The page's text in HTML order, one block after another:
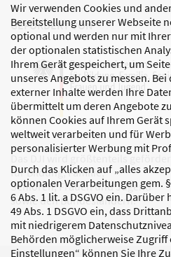
Wir verwenden Cookies und
Bereitstellung unserer Webseite
optional und werden nur mit
der optionalen statistischen
Ihrem Gerät gespeichert, um
unseres Angebots zu messen.
externer Inhalte werden Ihre
übermittelt um deren Angebote
können Cookies auf Ihrem Gerät
weltweit verarbeiten und für
personalisierter Werbung mit
Durch das Klicken auf „alles
optionalen Verarbeitungen gem. §
6 Abs. 1 lit. a DSGVO ein.
49 Abs. 1 DSGVO ein, dass
mit niedrigerem
Behörden möglicherweise
Einstellungen“ können Sie Ihre
GEFÖRDERT VON
Das DJI wird größtenteils
für Bildung, Familie,
Senioren, Frauen und Jugend
sowie den Bundesländern.